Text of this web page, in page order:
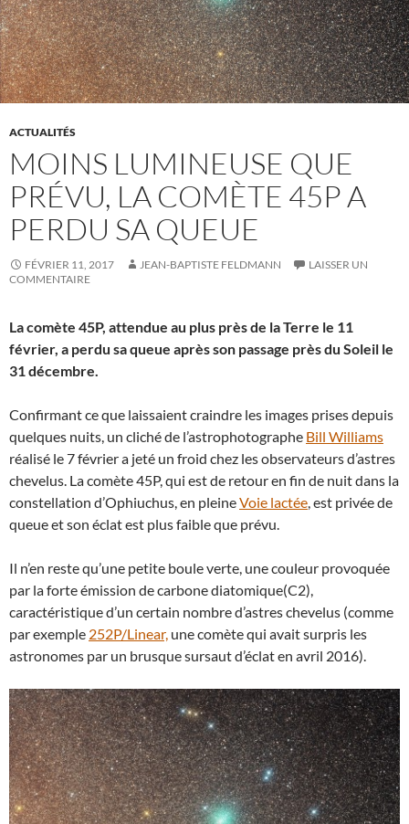
ACTUALITÉS
MOINS LUMINEUSE QUE
PRÉVU, LA COMÈTE 45P A
PERDU SA QUEUE
FÉVRIER 11, 2017 JEAN-BAPTISTE FELDMANN
LAISSER UN
COMMENTAIRE
La comète 45P, attendue au plus près de la Terre le 11
février, a perdu sa queue après son passage près du Soleil le
31 décembre.
Confirmant ce que laissaient craindre les images prises depuis
quelques nuits, un cliché de l’astrophotographe Bill Williams
réalisé le 7 février a jeté un froid chez les observateurs d’astres
chevelus. La comète 45P, qui est de retour en fin de nuit dans la
constellation d’Ophiuchus, en pleineVoie lactée, est privée de
queue et son éclat est plus faible que prévu.
Il n’en reste qu’une petite boule verte, une couleur provoquée
par la forte émission de carbone diatomique(C2),
caractéristique d’un certain nombre d’astres chevelus (comme
par exemple 252P/Linear, une comète qui avait surpris les
astronomes par un brusque sursaut d’éclat en avril 2016).